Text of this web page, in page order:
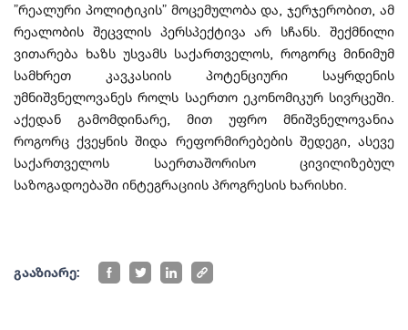
”რეალური პოლიტიკის” მოცემულობა და, ჯერჯერობით, ამ
რეალობის შეცვლის პერსპექტივა არ სჩანს. შექმნილი
ვითარება ხაზს უსვამს საქართველოს, როგორც მინიმუმ
სამხრეთ კავკასიის პოტენციური საყრდენის
უმნიშვნელოვანეს როლს საერთო ეკონომიკურ სივრცეში.
აქედან გამომდინარე, მით უფრო მნიშვნელოვანია
როგორც ქვეყნის შიდა რეფორმირებების შედეგი, ასევე
საქართველოს საერთაშორისო ცივილიზებულ
საზოგადოებაში ინტეგრაციის პროგრესის ხარისხი.
გააზიარე: